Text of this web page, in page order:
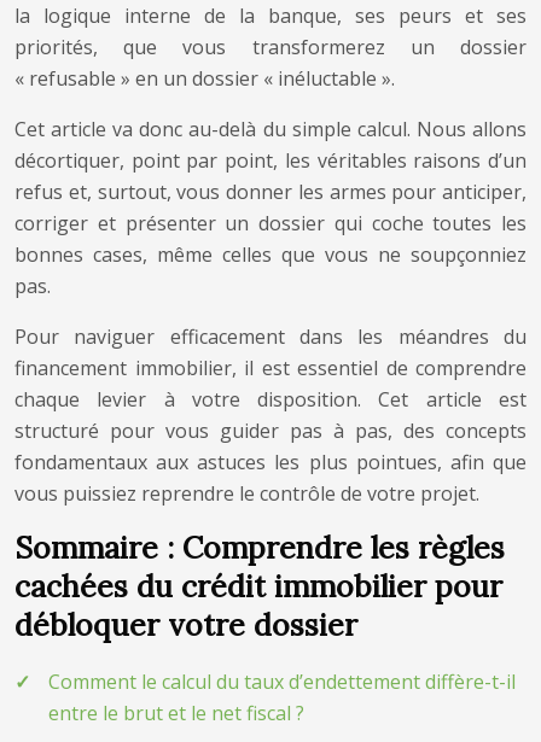
la logique interne de la banque, ses peurs et ses
priorités, que vous transformerez un dossier
« refusable » en un dossier « inéluctable ».
Cet article va donc au-delà du simple calcul. Nous allons
décortiquer, point par point, les véritables raisons d’un
refus et, surtout, vous donner les armes pour anticiper,
corriger et présenter un dossier qui coche toutes les
bonnes cases, même celles que vous ne soupçonniez
pas.
Pour naviguer efficacement dans les méandres du
financement immobilier, il est essentiel de comprendre
chaque levier à votre disposition. Cet article est
structuré pour vous guider pas à pas, des concepts
fondamentaux aux astuces les plus pointues, afin que
vous puissiez reprendre le contrôle de votre projet.
Sommaire : Comprendre les règles
cachées du crédit immobilier pour
débloquer votre dossier
Comment le calcul du taux d’endettement diffère-t-il
entre le brut et le net fiscal ?